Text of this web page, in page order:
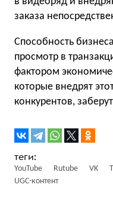
заказа
Способность
просмотр в
фактором
которые внедрят
конкурентов,
YouTube Rutube VK
UGC-контент